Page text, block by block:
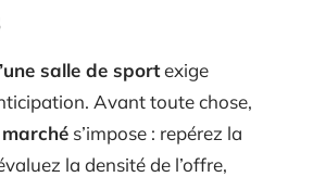
salle de sportexige
Avant toute chose,
s’impose : repérez la
la densité de l’offre,